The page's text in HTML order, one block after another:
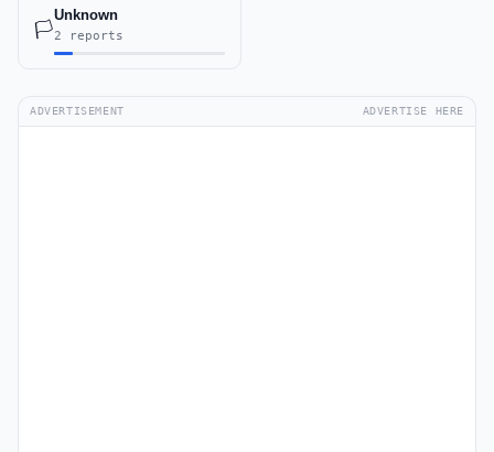
🏳️
Unknown
2 reports
ADVERTISEMENT ADVERTISE HERE